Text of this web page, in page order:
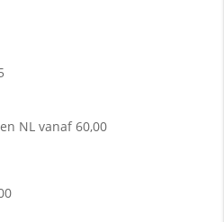
NL vanaf 60,00